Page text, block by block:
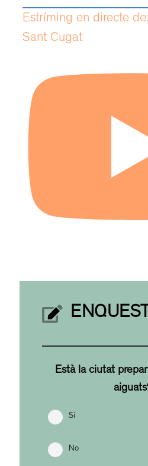
Estríming en directe
Sant Cugat
Està la ciutat
Sí
No